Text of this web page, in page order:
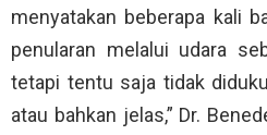
menyatakan beberapa kali
penularan melalui udara
tetapi tentu saja tidak
atau bahkan jelas,” Dr.